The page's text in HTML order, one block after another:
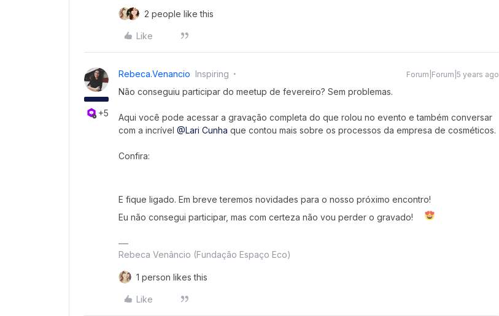
2 people like this
Like
+5
Rebeca.venancio Inspiring Forum|Forum|5 years ago
Não conseguiu participar do meetup de fevereiro? Sem problemas.
Aqui você pode acessar a gravação completa do que rolou no evento e também conversar
com a incrível @Lari Cunha que contou mais sobre os processos da empresa de cosméticos.
Confira:
E fique ligado. Em breve teremos novidades para o nosso próximo encontro!
Eu não consegui participar, mas com certeza não vou perder o gravado!
Rebeca Venâncio (Fundação Espaço Eco)
1 person likes this
Like